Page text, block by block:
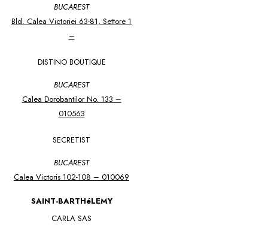
BUCAREST
Bld. Calea Victoriei 63-81, Settore 1
–
DISTINO BOUTIQUE
BUCAREST
Calea Dorobantilor No. 133 –
010563
SECRETIST
BUCAREST
Calea Victoris 102-108 – 010069
SAINT-BARTHéLEMY
CARLA SAS